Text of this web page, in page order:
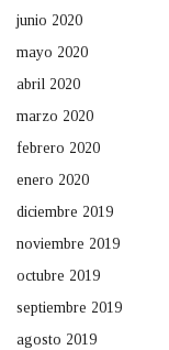
junio 2020
mayo 2020
abril 2020
marzo 2020
febrero 2020
enero 2020
diciembre 2019
noviembre 2019
octubre 2019
septiembre 2019
agosto 2019